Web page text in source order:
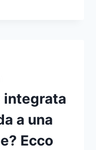
integrata
a una
Ecco